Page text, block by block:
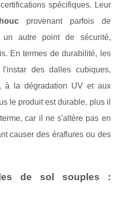
spécifiques. Leur
provenant parfois de
un autre point de sécurité,
En termes de durabilité, les
des dalles cubiques,
à la dégradation UV et aux
le produit est durable, plus il
car il ne s'altère pas en
causer des éraflures ou des
de sol souples :